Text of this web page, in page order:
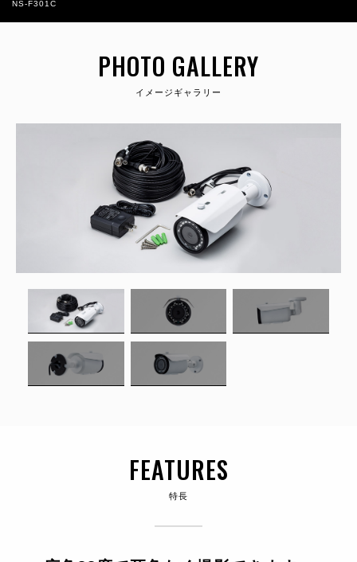
NS-F301C
PHOTO GALLERY
イメージギャラリー
FEATURES
特長